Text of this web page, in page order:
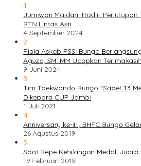
1
Jumiwan Maidani Hadiri Penutupan
BTN Lintas Asri
4 September 2024
2
Piala Askab PSSI Bungo
Aguza, SM. MM Ucapkan Terimakasih
9 Juni 2024
3
Tim Taekwondo Bungo “Sabet 13
Dikepora CUP Jambi
1 Juli 2021
4
Anniversary ke-III , BHFC Bungo
26 Agustus 2019
5
Saat Bepe Kehilangan Medali Juara
19 Februari 2018